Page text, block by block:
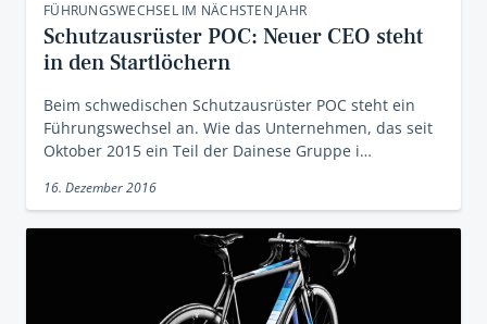
FÜHRUNGSWECHSEL IM NÄCHSTEN JAHR
Schutzausrüster POC: Neuer CEO steht
in den Startlöchern
Beim schwedischen Schutzausrüster POC steht ein
Führungswechsel an. Wie das Unternehmen, das seit
Oktober 2015 ein Teil der Dainese Gruppe i…
16. Dezember 2016